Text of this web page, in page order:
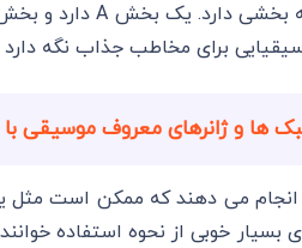
برای مخاطب جذاب نگه دارد
ها و ژانرهای معروف موسیقی با
انجام می دهند که ممکن است
خوبی از نحوه استفاده